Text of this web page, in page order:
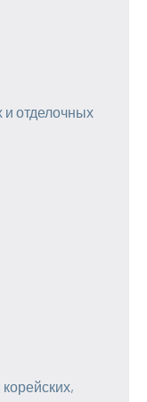
и отделочных